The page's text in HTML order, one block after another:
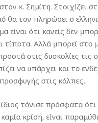
κ. Σημίτη. Στοιχίζει
θα τον πληρώσει ο
είναι ότι κανείς δεν
τίποτα. Αλλά μπορεί στο
στις δυσκολίες τις
να υπάρχει και το
στις κάλπες,.
τόνισε πρόσφατα
κρίση, είναι